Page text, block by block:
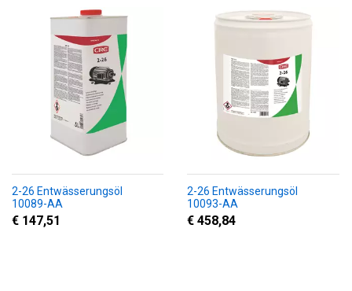
2-26 Entwässerungsöl
10089-AA
€ 147,51
2-26 Entwässerungsöl
10093-AA
€ 458,84